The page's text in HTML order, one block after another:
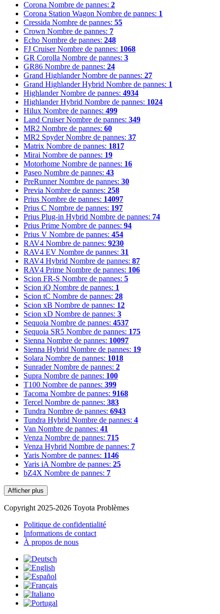
Corona Nombre de pannes: 2
Corona Station Wagon Nombre de pannes: 1
Cressida Nombre de pannes: 55
Crown Nombre de pannes: 7
Echo Nombre de pannes: 248
FJ Cruiser Nombre de pannes: 1068
GR Corolla Nombre de pannes: 3
GR86 Nombre de pannes: 24
Grand Highlander Nombre de pannes: 27
Grand Highlander Hybrid Nombre de pannes: 1
Highlander Nombre de pannes: 4934
Highlander Hybrid Nombre de pannes: 1024
Hilux Nombre de pannes: 499
Land Cruiser Nombre de pannes: 349
MR2 Nombre de pannes: 60
MR2 Spyder Nombre de pannes: 37
Matrix Nombre de pannes: 1817
Mirai Nombre de pannes: 19
Motorhome Nombre de pannes: 16
Paseo Nombre de pannes: 43
PreRunner Nombre de pannes: 30
Previa Nombre de pannes: 258
Prius Nombre de pannes: 14097
Prius C Nombre de pannes: 197
Prius Plug-in Hybrid Nombre de pannes: 74
Prius Prime Nombre de pannes: 94
Prius V Nombre de pannes: 454
RAV4 Nombre de pannes: 9230
RAV4 EV Nombre de pannes: 31
RAV4 Hybrid Nombre de pannes: 87
RAV4 Prime Nombre de pannes: 106
Scion FR-S Nombre de pannes: 5
Scion iQ Nombre de pannes: 1
Scion tC Nombre de pannes: 28
Scion xB Nombre de pannes: 12
Scion xD Nombre de pannes: 3
Sequoia Nombre de pannes: 4537
Sequoia SR5 Nombre de pannes: 175
Sienna Nombre de pannes: 10097
Sienna Hybrid Nombre de pannes: 19
Solara Nombre de pannes: 1018
Sunrader Nombre de pannes: 2
Supra Nombre de pannes: 100
T100 Nombre de pannes: 399
Tacoma Nombre de pannes: 9168
Tercel Nombre de pannes: 383
Tundra Nombre de pannes: 6943
Tundra Hybrid Nombre de pannes: 4
Van Nombre de pannes: 41
Venza Nombre de pannes: 715
Venza Hybrid Nombre de pannes: 7
Yaris Nombre de pannes: 1146
Yaris iA Nombre de pannes: 25
bZ4X Nombre de pannes: 7
Afficher plus
Copyright 2025-2026 Toyota Problèmes
Politique de confidentialité
Informations de contact
À propos de nous